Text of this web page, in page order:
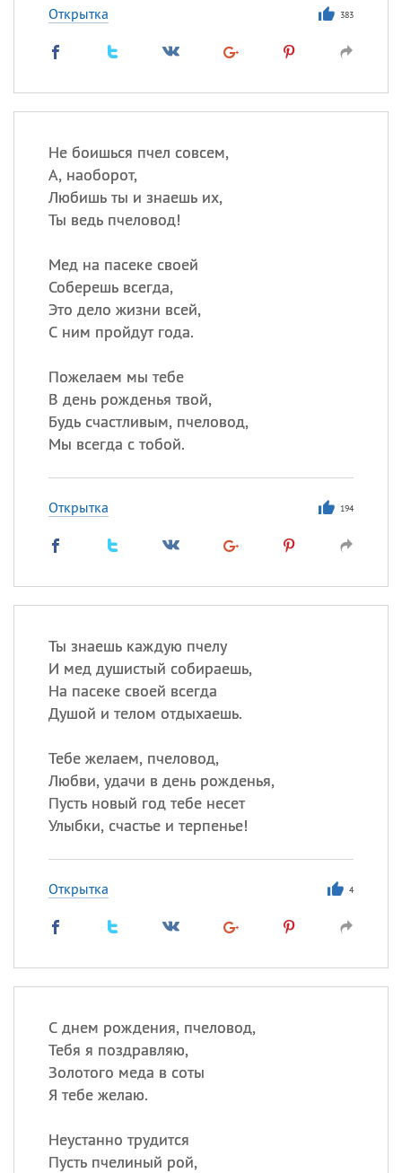
Открытка 383
Не боишься пчел совсем,
А, наоборот,
Любишь ты и знаешь их,
Ты ведь пчеловод!
Мед на пасеке своей
Соберешь всегда,
Это дело жизни всей,
С ним пройдут года.
Пожелаем мы тебе
В день рожденья твой,
Будь счастливым, пчеловод,
Мы всегда с тобой.
Открытка 194
Ты знаешь каждую пчелу
И мед душистый собираешь,
На пасеке своей всегда
Душой и телом отдыхаешь.
Тебе желаем, пчеловод,
Любви, удачи в день рожденья,
Пусть новый год тебе несет
Улыбки, счастье и терпенье!
Открытка 4
С днем рождения, пчеловод,
Тебя я поздравляю,
Золотого меда в соты
Я тебе желаю.
Неустанно трудится
Пусть пчелиный рой,